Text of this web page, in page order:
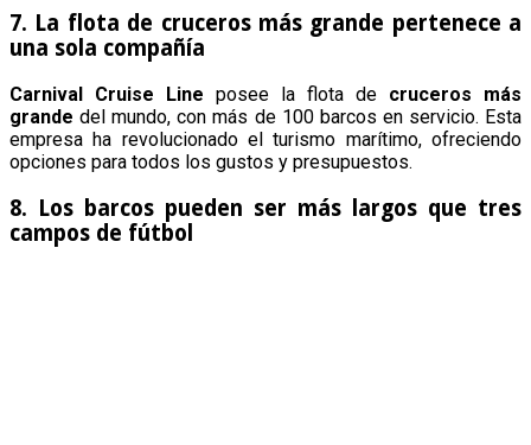
7. La flota de cruceros más grande pertenece a
una sola compañía
Carnival Cruise Line posee la flota de cruceros más
grande del mundo, con más de 100 barcos en servicio. Esta
empresa ha revolucionado el turismo marítimo, ofreciendo
opciones para todos los gustos y presupuestos.
8. Los barcos pueden ser más largos que tres
campos de fútbol